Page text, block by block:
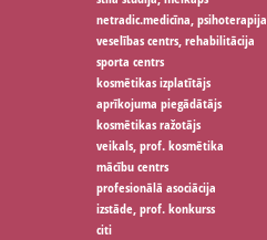
netradic.medicīna, psihoterapija
veselības centrs, rehabilitācija
sporta centrs
kosmētikas izplatītājs
aprīkojuma piegādātājs
kosmētikas ražotājs
veikals, prof. kosmētika
mācību centrs
profesionālā asociācija
izstāde, prof. konkurss
citi